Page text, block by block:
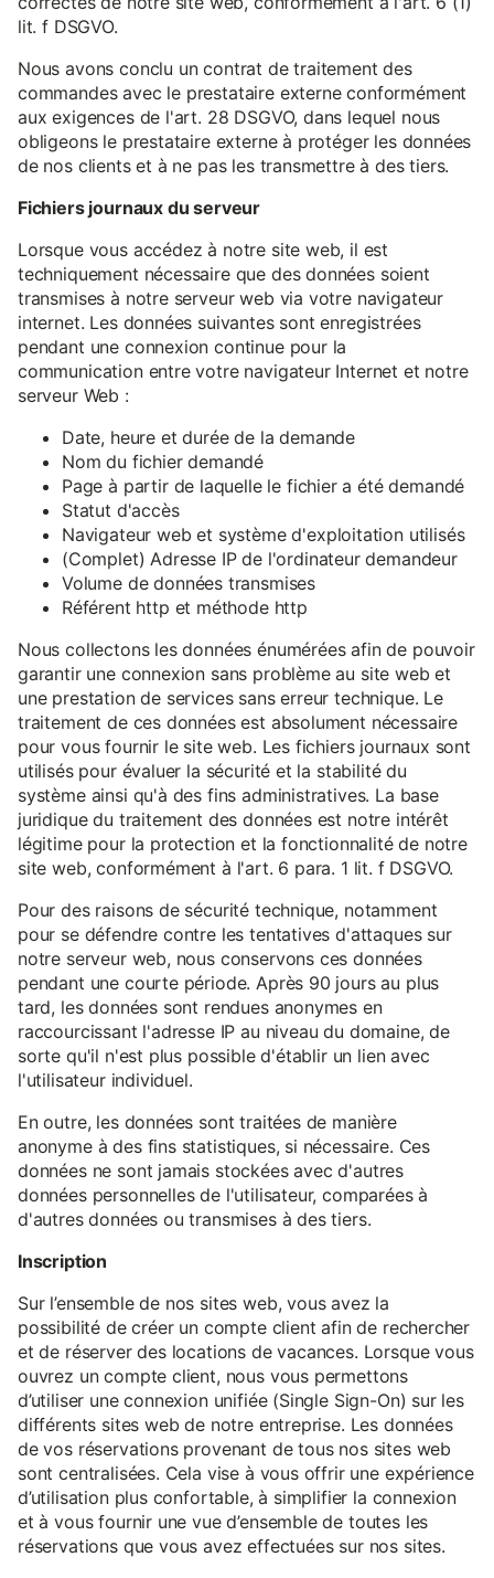
lit. f DSGVO.
Nous avons conclu un contrat de traitement des
commandes avec le prestataire externe conformément
aux exigences de l'art. 28 DSGVO, dans lequel nous
obligeons le prestataire externe à protéger les données
de nos clients et à ne pas les transmettre à des tiers.
Fichiers journaux du serveur
Lorsque vous accédez à notre site web, il est
techniquement nécessaire que des données soient
transmises à notre serveur web via votre navigateur
internet. Les données suivantes sont enregistrées
pendant une connexion continue pour la
communication entre votre navigateur Internet et notre
serveur Web :
Date, heure et durée de la demande
Nom du fichier demandé
Page à partir de laquelle le fichier a été demandé
Statut d'accès
Navigateur web et système d'exploitation utilisés
(Complet) Adresse IP de l'ordinateur demandeur
Volume de données transmises
Référent http et méthode http
Nous collectons les données énumérées afin de pouvoir
garantir une connexion sans problème au site web et
une prestation de services sans erreur technique. Le
traitement de ces données est absolument nécessaire
pour vous fournir le site web. Les fichiers journaux sont
utilisés pour évaluer la sécurité et la stabilité du
système ainsi qu'à des fins administratives. La base
juridique du traitement des données est notre intérêt
légitime pour la protection et la fonctionnalité de notre
site web, conformément à l'art. 6 para. 1 lit. f DSGVO.
Pour des raisons de sécurité technique, notamment
pour se défendre contre les tentatives d'attaques sur
notre serveur web, nous conservons ces données
pendant une courte période. Après 90 jours au plus
tard, les données sont rendues anonymes en
raccourcissant l'adresse IP au niveau du domaine, de
sorte qu'il n'est plus possible d'établir un lien avec
l'utilisateur individuel.
En outre, les données sont traitées de manière
anonyme à des fins statistiques, si nécessaire. Ces
données ne sont jamais stockées avec d'autres
données personnelles de l'utilisateur, comparées à
d'autres données ou transmises à des tiers.
Inscription
Sur l’ensemble de nos sites web, vous avez la
possibilité de créer un compte client afin de rechercher
et de réserver des locations de vacances. Lorsque vous
ouvrez un compte client, nous vous permettons
d’utiliser une connexion unifiée (Single Sign-On) sur les
différents sites web de notre entreprise. Les données
de vos réservations provenant de tous nos sites web
sont centralisées. Cela vise à vous offrir une expérience
d’utilisation plus confortable, à simplifier la connexion
et à vous fournir une vue d’ensemble de toutes les
réservations que vous avez effectuées sur nos sites.